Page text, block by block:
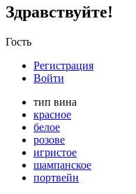
Здравствуйте!
Гость
Регистрация
Войти
тип вина
красное
белое
розове
игристое
шампанское
портвейн